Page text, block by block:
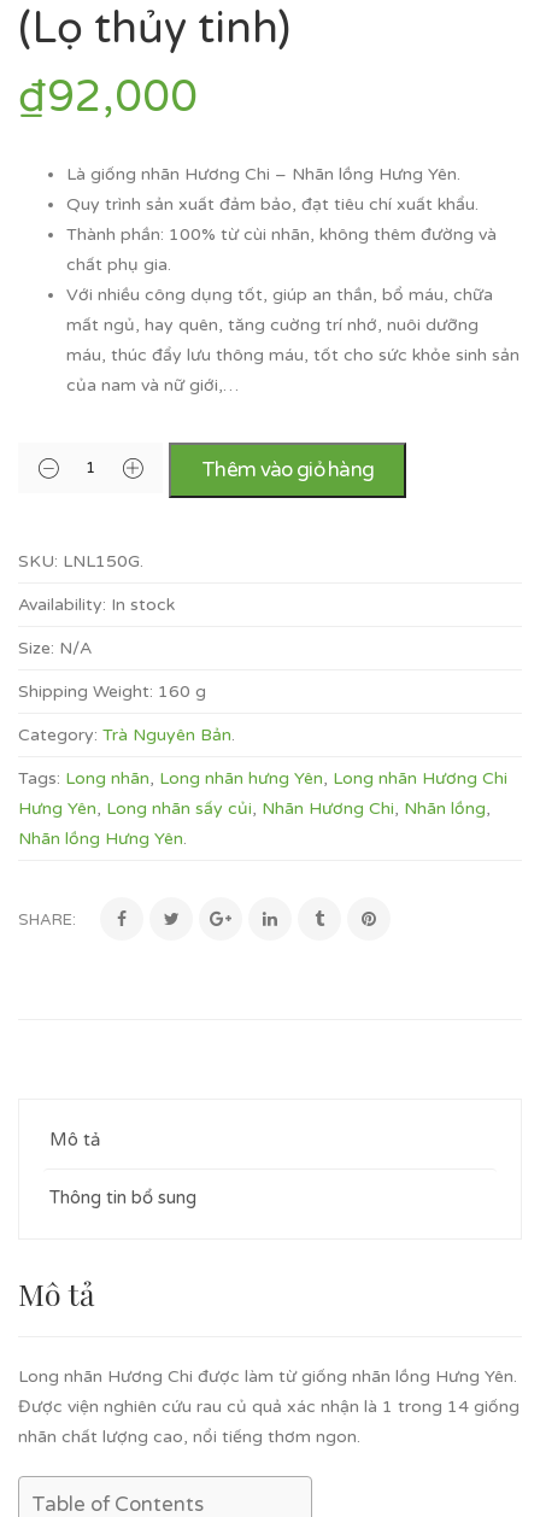
(Lọ thủy tinh)
₫92,000
Là giống nhãn Hương Chi – Nhãn lồng Hưng Yên.
Quy trình sản xuất đảm bảo, đạt tiêu chí xuất khẩu.
Thành phần: 100% từ cùi nhãn, không thêm đường và
chất phụ gia.
Với nhiều công dụng tốt, giúp an thần, bổ máu, chữa
mất ngủ, hay quên, tăng cuờng trí nhớ, nuôi dưỡng
máu, thúc đẩy lưu thông máu, tốt cho sức khỏe sinh sản
của nam và nữ giới,…
Thêm vào giỏ hàng
SKU: LNL150G.
Availability: In stock
Size: N/A
Shipping Weight: 160 g
Category: Trà Nguyên Bản.
Tags: Long nhãn, Long nhãn hưng Yên, Long nhãn Hương Chi
Hưng Yên, Long nhãn sấy củi, Nhãn Hương Chi, Nhãn lồng,
Nhãn lồng Hưng Yên.
SHARE:
Mô tả
Thông tin bổ sung
Mô tả
Long nhãn Hương Chi được làm từ giống nhãn lồng Hưng Yên.
Được viện nghiên cứu rau củ quả xác nhận là 1 trong 14 giống
nhãn chất lượng cao, nổi tiếng thơm ngon.
Table of Contents